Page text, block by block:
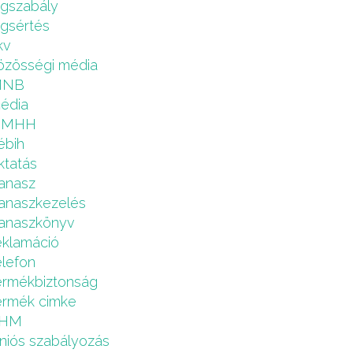
média
cimke
szabályozás